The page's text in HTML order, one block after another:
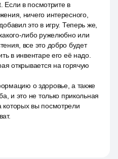
Если в посмотрите в
ничего интересного,
это в игру. Теперь же,
либо ружелюбно или
все это добро будет
в инвентаре его её надо.
открывается на горячую
о здоровье, а также
и это не только прикольная
вы посмотрели